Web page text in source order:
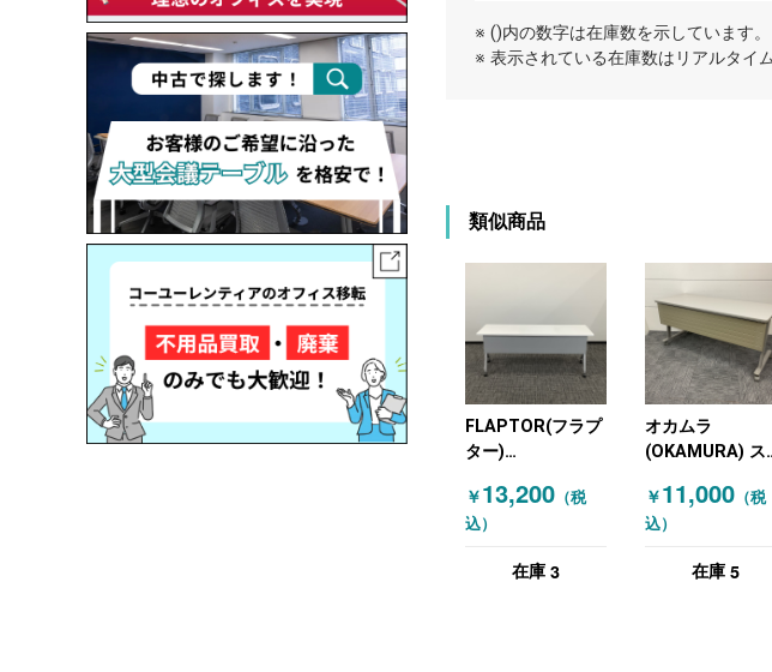
※ ()内の数字は在庫数を示しています。
※ 表示されている在庫数はリアルタイ
類似商品
FLAPTOR(フラプ
ター)
カムラ
(OKAMURA) スタ
ホワイト
￥13,200 （税
込）
在庫 3
オカムラ
(OKAMURA) ス
会議テーブル
W1500～ ニュー
￥11,000（税
込）
在庫 5